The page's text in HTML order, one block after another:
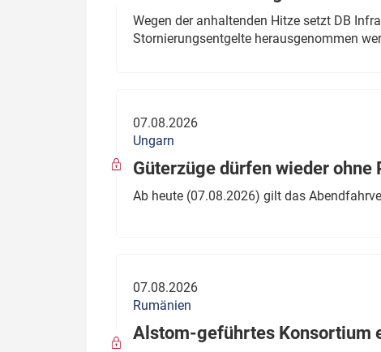
Wegen der anhaltenden Hitze setzt DB
Stornierungsentgelte herausgenommen
07.08.2026
Ungarn
Güterzüge dürfen wieder ohne
Ab heute (07.08.2026) gilt das
07.08.2026
Rumänien
Alstom-geführtes Konsortium